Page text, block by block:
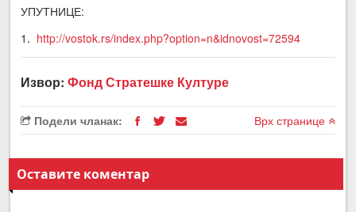
УПУТНИЦЕ:
1. http://vostok.rs/index.php?option=n&idnovost=72594
Извор:Фонд Стратешке Културе
Подели чланак: Врх странице
Оставите коментар